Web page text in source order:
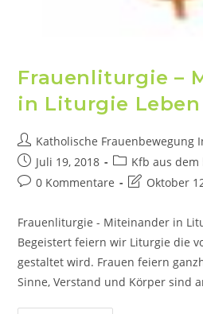
Frauenliturgie –
in Liturgie
Katholische Frauenbewegung
Juli 19, 2018
Kfb aus dem
0 Kommentare
Oktober
Frauenliturgie - Miteinander in
Begeistert feiern wir Liturgie die
gestaltet wird. Frauen feiern
Sinne, Verstand und Körper sind